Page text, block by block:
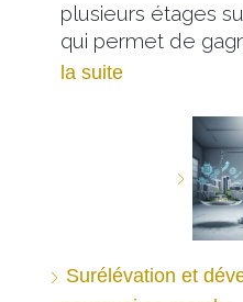
plusieurs étages
qui permet de
la suite
Surélévation et